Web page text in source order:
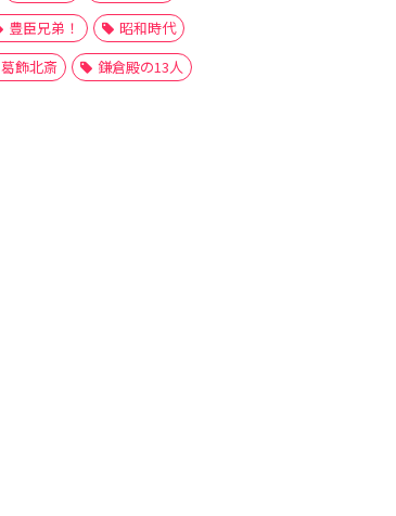
豊臣兄弟！
昭和時代
葛飾北斎 鎌倉殿の13人